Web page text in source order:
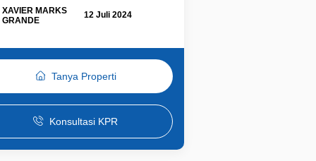
XAVIER MARKS
GRANDE
12 Juli 2024
Tanya Properti
Konsultasi KPR